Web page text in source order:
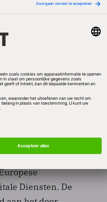
lopen nog meer
in Tesla,
"De grillige,
hebben een directe
gedrag kan het
Diensten. De